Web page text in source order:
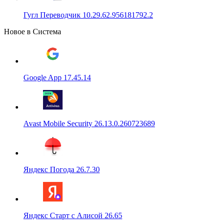
Гугл Переводчик 10.29.62.956181792.2
Новое в Система
Google App 17.45.14
Avast Mobile Security 26.13.0.260723689
Яндекс Погода 26.7.30
Яндекс Старт с Алисой 26.65